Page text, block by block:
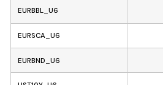
EURBBL_U6
EURSCA_U6
EURBND_U6